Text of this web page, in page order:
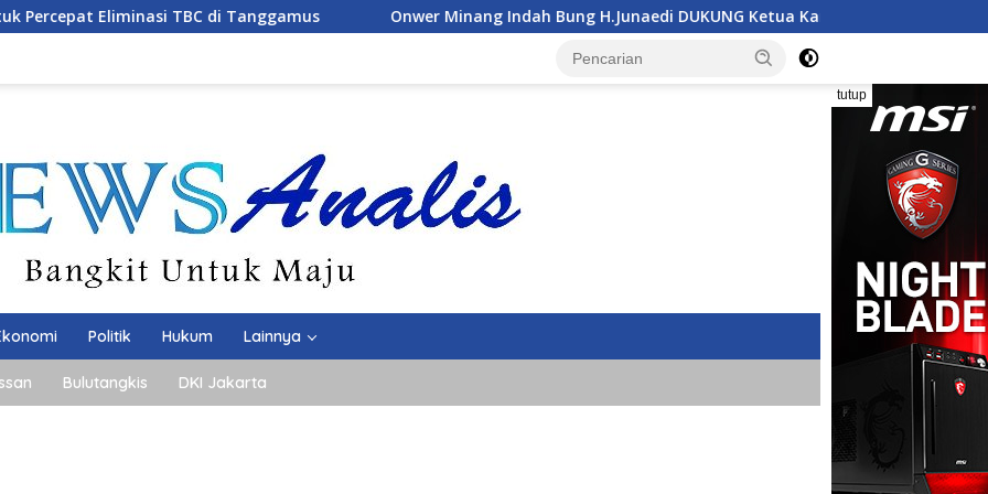
Onwer Minang Indah Bung H.Junaedi DUKUNG Ketua Karang Taruna Provinsi Lampung Yang Baru
tutup
Politik Hukum Lainnya
Bulutangkis DKI Jakarta